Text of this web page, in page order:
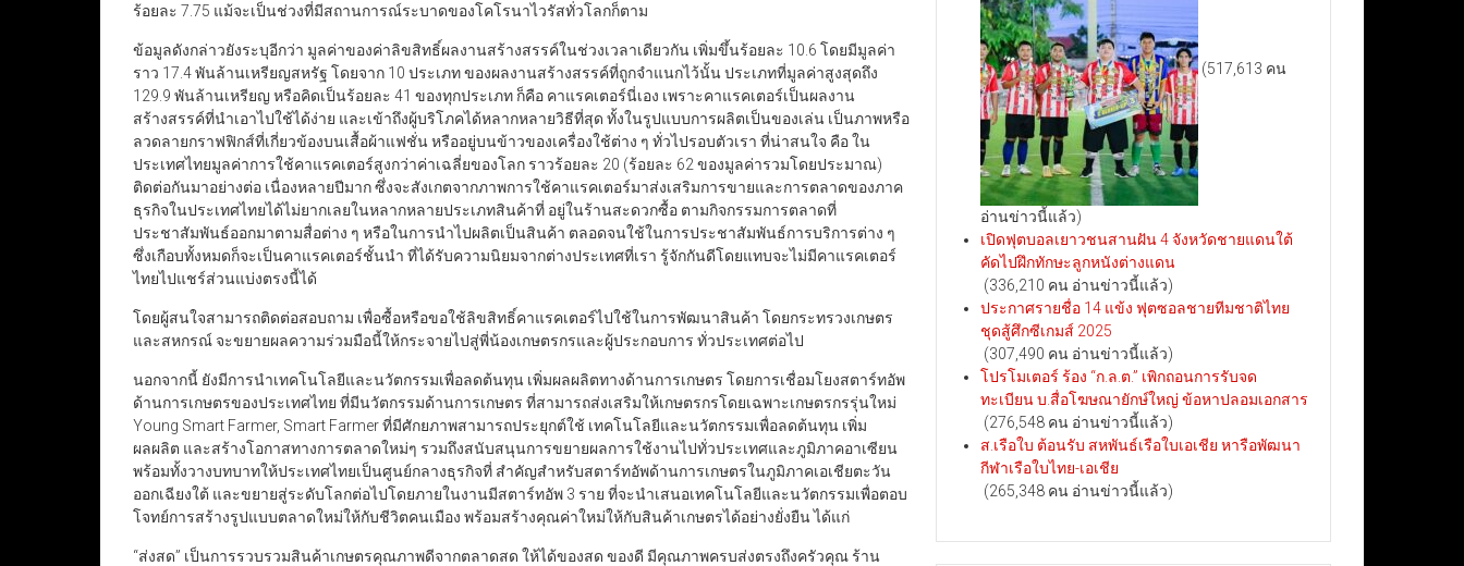
ร้อยละ 7.75 แม้จะเป็นช่วงที่มีสถานการณ์ระบาดของโคโรนาไวรัสทั่วโลกก็ตาม
ข้อมูลดังกล่าวยังระบุอีกว่า มูลค่าของค่าลิขสิทธิ์ผลงานสร้างสรรค์ในช่วงเวลาเดียวกัน เพิ่มขึ้นร้อยละ 10.6 โดยมีมูลค่า
ราว 17.4 พันล้านเหรียญสหรัฐ โดยจาก 10 ประเภท ของผลงานสร้างสรรค์ที่ถูกจำแนกไว้นั้น ประเภทที่มูลค่าสูงสุดถึง
129.9 พันล้านเหรียญ หรือคิดเป็นร้อยละ 41 ของทุกประเภท ก็คือ คาแรคเตอร์นี่เอง เพราะคาแรคเตอร์เป็นผลงาน
สร้างสรรค์ที่นำเอาไปใช้ได้ง่าย และเข้าถึงผู้บริโภคได้หลากหลายวิธีที่สุด ทั้งในรูปแบบการผลิตเป็นของเล่น เป็นภาพหรือ
ลวดลายกราฟฟิกส์ที่เกี่ยวข้องบนเสื้อผ้าแฟชั่น หรืออยู่บนข้าวของเครื่องใช้ต่าง ๆ ทั่วไปรอบตัวเรา ที่น่าสนใจ คือ ใน
ประเทศไทยมูลค่าการใช้คาแรคเตอร์สูงกว่าค่าเฉลี่ยของโลก ราวร้อยละ 20 (ร้อยละ 62 ของมูลค่ารวมโดยประมาณ)
ติดต่อกันมาอย่างต่อ เนื่องหลายปีมาก ซึ่งจะสังเกตจากภาพการใช้คาแรคเตอร์มาส่งเสริมการขายและการตลาดของภาค
ธุรกิจในประเทศไทยได้ไม่ยากเลยในหลากหลายประเภทสินค้าที่ อยู่ในร้านสะดวกซื้อ ตามกิจกรรมการตลาดที่
ประชาสัมพันธ์ออกมาตามสื่อต่าง ๆ หรือในการนำไปผลิตเป็นสินค้า ตลอดจนใช้ในการประชาสัมพันธ์การบริการต่าง ๆ
ซึ่งเกือบทั้งหมดก็จะเป็นคาแรคเตอร์ชั้นนำ ที่ได้รับความนิยมจากต่างประเทศที่เรา รู้จักกันดีโดยแทบจะไม่มีคาแรคเตอร์
ไทยไปแชร์ส่วนแบ่งตรงนี้ได้
โดยผู้สนใจสามารถติดต่อสอบถาม เพื่อซื้อหรือขอใช้ลิขสิทธิ์คาแรคเตอร์ไปใช้ในการพัฒนาสินค้า โดยกระทรวงเกษตร
และสหกรณ์ จะขยายผลความร่วมมือนี้ให้กระจายไปสู่พี่น้องเกษตรกรและผู้ประกอบการ ทั่วประเทศต่อไป
นอกจากนี้ ยังมีการนำเทคโนโลยีและนวัตกรรมเพื่อลดต้นทุน เพิ่มผลผลิตทางด้านการเกษตร โดยการเชื่อมโยงสตาร์ทอัพ
ด้านการเกษตรของประเทศไทย ที่มีนวัตกรรมด้านการเกษตร ที่สามารถส่งเสริมให้เกษตรกรโดยเฉพาะเกษตรกรรุ่นใหม่
Young Smart Farmer, Smart Farmer ที่มีศักยภาพสามารถประยุกต์ใช้ เทคโนโลยีและนวัตกรรมเพื่อลดต้นทุน เพิ่ม
ผลผลิต และสร้างโอกาสทางการตลาดใหม่ๆ รวมถึงสนับสนุนการขยายผลการใช้งานไปทั่วประเทศและภูมิภาคอาเซียน
พร้อมทั้งวางบทบาทให้ประเทศไทยเป็นศูนย์กลางธุรกิจที่ สำคัญสำหรับสตาร์ทอัพด้านการเกษตรในภูมิภาคเอเชียตะวัน
ออกเฉียงใต้ และขยายสู่ระดับโลกต่อไปโดยภายในงานมีสตาร์ทอัพ 3 ราย ที่จะนำเสนอเทคโนโลยีและนวัตกรรมเพื่อตอบ
โจทย์การสร้างรูปแบบตลาดใหม่ให้กับชีวิตคนเมือง พร้อมสร้างคุณค่าใหม่ให้กับสินค้าเกษตรได้อย่างยั่งยืน ได้แก่
“ส่งสด” เป็นการรวบรวมสินค้าเกษตรคุณภาพดีจากตลาดสด ให้ได้ของสด ของดี มีคุณภาพครบส่งตรงถึงครัวคุณ ร้าน
(517,613 คน
อ่านข่าวนี้แล้ว)
เปิดฟุตบอลเยาวชนสานฝัน 4 จังหวัดชายแดนใต้
คัดไปฝึกทักษะลูกหนังต่างแดน
(336,210 คน อ่านข่าวนี้แล้ว)
ประกาศรายชื่อ 14 แข้ง ฟุตซอลชายทีมชาติไทย
ชุดสู้ศึกซีเกมส์ 2025
(307,490 คน อ่านข่าวนี้แล้ว)
โปรโมเตอร์ ร้อง “ก.ล.ต.” เพิกถอนการรับจด
ทะเบียน บ.สื่อโฆษณายักษ์ใหญ่ ข้อหาปลอมเอกสาร
(276,548 คน อ่านข่าวนี้แล้ว)
ส.เรือใบ ต้อนรับ สหพันธ์เรือใบเอเชีย หารือพัฒนา
กีฬาเรือใบไทย-เอเชีย
(265,348 คน อ่านข่าวนี้แล้ว)